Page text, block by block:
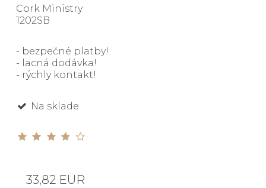
Cork Ministry
1202SB
- bezpečné platby!
- lacná dodávka!
- rýchly kontakt!
Na sklade
33,82 EUR